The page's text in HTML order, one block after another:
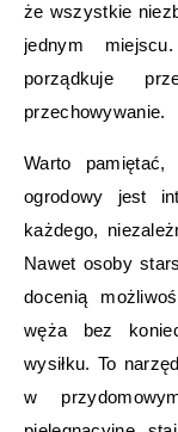
że wszystkie
jednym
porządkuje
przechowywanie.
Warto
ogrodowy jest
każdego,
Nawet osoby
docenią
węża bez
wysiłku. To
w